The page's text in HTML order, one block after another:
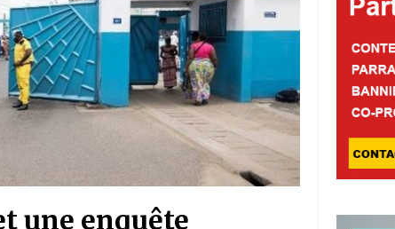
une enquête